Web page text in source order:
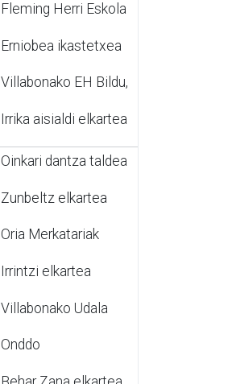
Fleming Herri Eskola
Erniobea ikastetxea
Villabonako EH Bildu,
Irrika aisialdi elkartea
Oinkari dantza taldea
Zunbeltz elkartea
Oria Merkatariak
Irrintzi elkartea
Villabonako Udala
Onddo